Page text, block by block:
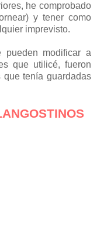
he comprobado
y tener como
imprevisto.
pueden modificar a
que utilicé, fueron
que tenía guardadas